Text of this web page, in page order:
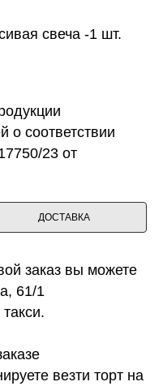
свеча -1 шт.
о соответствии
23 от
ДОСТАВКА
заказ вы можете
61/1
везти торт на